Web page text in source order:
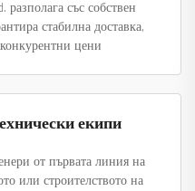
разполага със собствен
стабилна доставка,
цени
екипи
от първата линия на
или строителството на